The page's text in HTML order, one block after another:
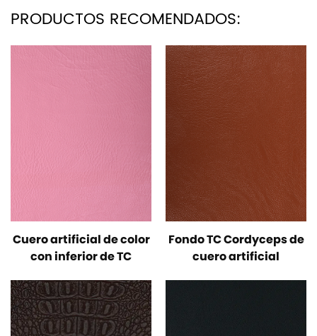
PRODUCTOS RECOMENDADOS:
Cuero artificial de color
con inferior de TC
Fondo TC Cordyceps de
cuero artificial